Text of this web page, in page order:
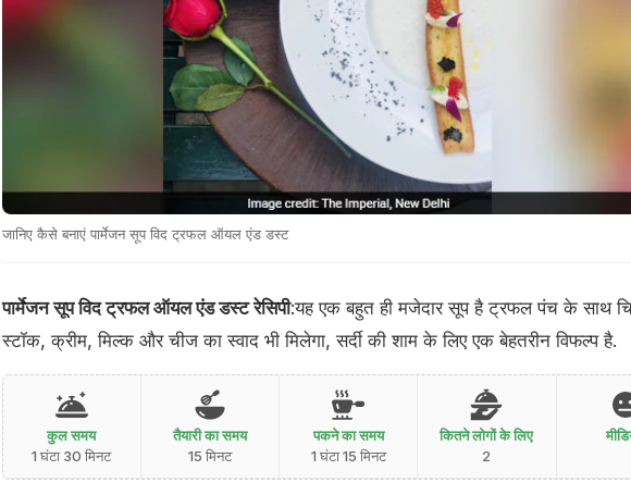
जानिए कैसे बनाएं पार्मेजन सूप विद ट्रफल ऑयल एंड डस्ट
पार्मेजन सूप विद ट्रफल ऑयल एंड डस्ट रेसिपी:यह एक बहुत ही मजेदार सूप है ट्रफल पंच के साथ
स्टॉक, क्रीम, मिल्क और चीज का स्वाद भी मिलेगा, सर्दी की शाम के लिए एक बेहतरीन विफल्प है.
कुल समय
1 घंटा 30 मिनट
तैयारी का समय
15 मिनट
पकने का समय
1 घंटा 15 मिनट
कितने लोगों के लिए
2